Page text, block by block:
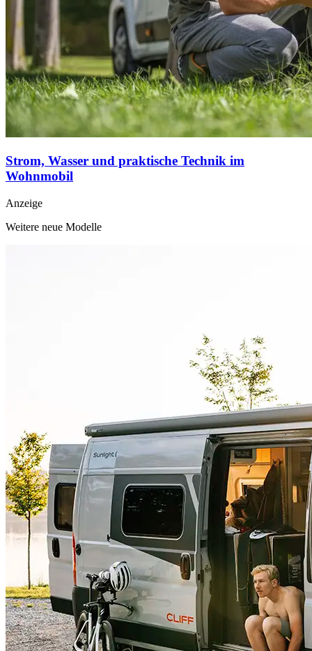
Strom, Wasser und praktische Technik im
Wohnmobil
Anzeige
Weitere neue Modelle